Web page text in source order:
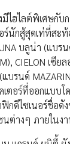
ไฮไลต์พิเศษกับ
อร์นักสู้สุดเท่ที่ส
บลูน่า (แบร
CIELON เซีย
บรนด์
เตอร์ที่ออกแบบ
ดีไซเนอร์ชื่อดั
นต่างๆ ภายในง